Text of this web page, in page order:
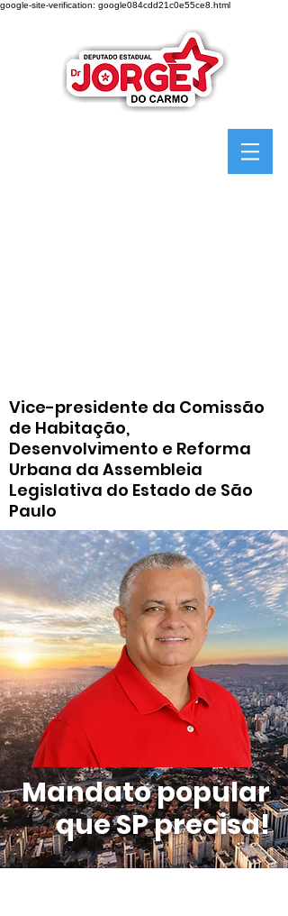
google-site-verification: google084cdd21c0e55ce8.html
Vice-presidente da Comissão
de Habitação,
Desenvolvimento e Reforma
Urbana da Assembleia
Legislativa do Estado de São
Paulo
Mandato popular
que SP precisa!